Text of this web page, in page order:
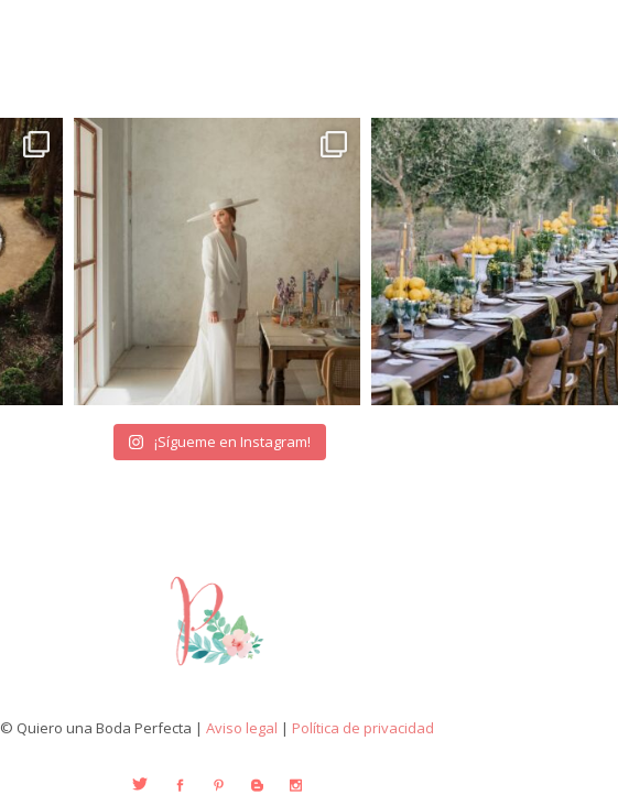
¡Sígueme en Instagram!
© Quiero una Boda Perfecta | Aviso legal | Política de privacidad